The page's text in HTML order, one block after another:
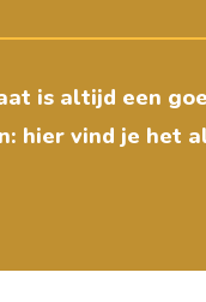
is altijd een
hier vind je het